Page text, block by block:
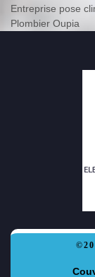
Entreprise pose
Plombier Oupia